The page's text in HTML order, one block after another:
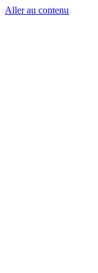
Aller au contenu